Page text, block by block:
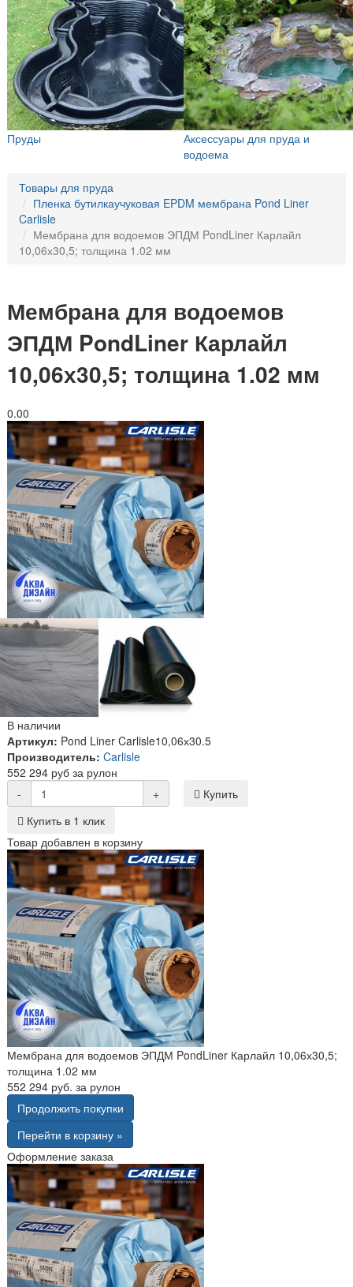
Пруды
Аксессуары для пруда и
водоема
Товары для пруда
Пленка бутилкаучуковая EPDM мембрана Pond Liner
Carlisle
Мембрана для водоемов ЭПДМ PondLiner Карлайл
10,06х30,5; толщина 1.02 мм
Мембрана для водоемов
ЭПДМ PondLiner Карлайл
10,06х30,5; толщина 1.02 мм
0.00
В наличии
Артикул: Pond Liner Carlisle10,06х30.5
Производитель: Carlisle
552 294 руб за рулон
-
+
Купить
Купить в 1 клик
Товар добавлен в корзину
Мембрана для водоемов ЭПДМ PondLiner Карлайл 10,06х30,5;
толщина 1.02 мм
552 294 руб. за рулон
Продолжить покупки
Перейти в корзину »
Оформление заказа